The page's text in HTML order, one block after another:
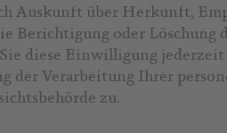
Auskunft über Herkunft,
Berichtigung oder
diese Einwilligung
der Verarbeitung Ihrer
zu.